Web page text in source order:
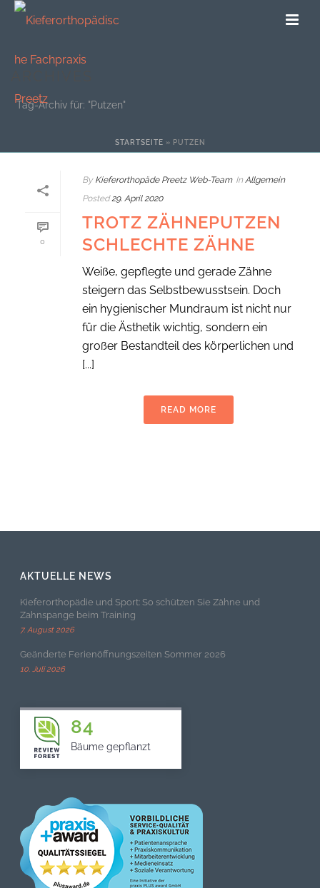
Tag-Archiv für: "Putzen"
STARTSEITE » PUTZEN
0
By Kieferorthopäde Preetz Web-Team In Allgemein
Posted 29. April 2020
TROTZ ZÄHNEPUTZEN
SCHLECHTE ZÄHNE
Weiße, gepflegte und gerade Zähne
steigern das Selbstbewusstsein. Doch
ein hygienischer Mundraum ist nicht nur
für die Ästhetik wichtig, sondern ein
großer Bestandteil des körperlichen und
[...]
READ MORE
AKTUELLE NEWS
Kieferorthopädie und Sport: So schützen Sie Zähne und
Zahnspange beim Training
7. August 2026
Geänderte Ferienöffnungszeiten Sommer 2026
10. Juli 2026
84
Bäume gepflanzt